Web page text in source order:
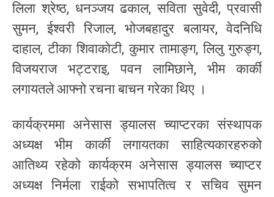
लिला श्रेष्ठ, धनञ्जय ढकाल, सविता सुवेदी, प्रवासी
सुमन, ईश्वरी रिजाल, भोजबहादुर बलायर, वेदनिधि
दाहाल, टीका शिवाकोटी, कुमार तामाङ्ग, लिलु गुरुङ्ग,
विजयराज भट्टराइ, पवन लामिछाने, भीम कार्की
लगायतले आफ्नो रचना बाचन गरेका थिए ।
कार्यक्रममा अनेसास ड्यालस च्याप्टरका संस्थापक
अध्यक्ष भीम कार्की लगायतका साहित्यकारहरुको
आतिथ्य रहेको कार्यक्रम अनेसास ड्यालस च्याप्टर
अध्यक्ष निर्मला राईको सभापतित्व र सचिव सुमन